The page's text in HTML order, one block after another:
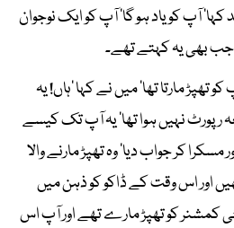
آپ کو یاد ہو گا‘ آپ کو ایک نوجوان
جب بھی یہ کہتے تھے۔
تھپڑ مارتا تھا‘ میں نے کہا ‘ہاں! یہ
رپورٹ نہیں ہوا تھا‘ یہ آپ تک کیسے
کر جواب دیا‘ وہ تھپڑ مارنے والا
اور اس وقت کے ڈاکو کو ذہن میں
کمشنر کو تھپڑ مارے تھے اور آپ اس